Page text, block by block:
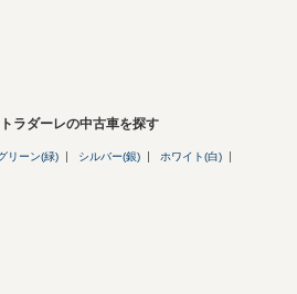
ラダーレの中古車を探す
リーン(緑) シルバー(銀) ホワイト(白)